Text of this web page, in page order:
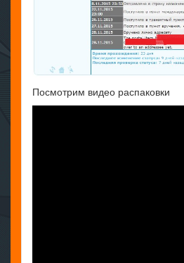
Посмотрим видео распаковки